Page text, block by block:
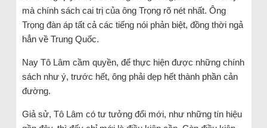
mà chính sách cai trị của ông Trọng rõ nét nhất. Ông
Trọng đàn áp tất cả các tiếng nói phản biệt, đồng thời ngả
hẳn về Trung Quốc.
Nay Tô Lâm cầm quyền, để thực hiện được những chính
sách như ý, trước hết, ông phải dẹp hết thành phần cản
đường.
Giả sử, Tô Lâm có tư tưởng đổi mới, như những tín hiệu